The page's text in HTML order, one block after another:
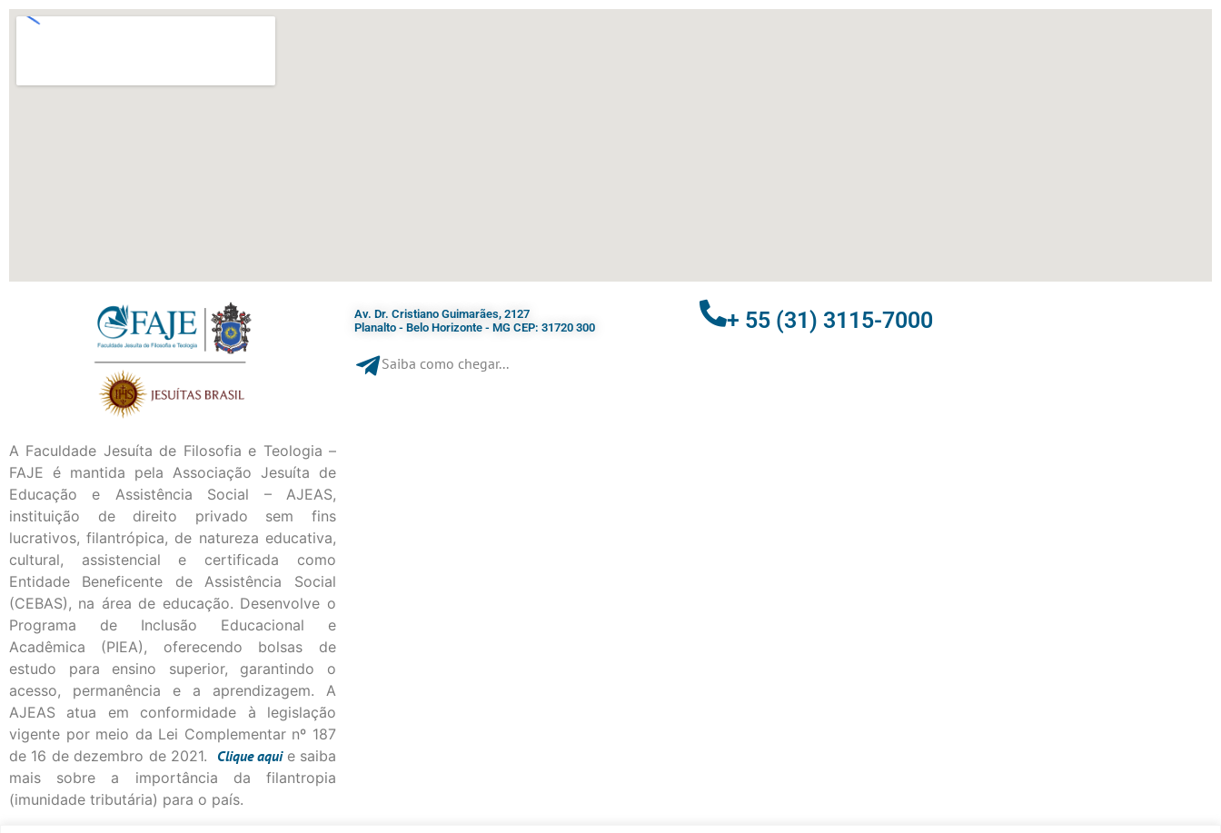
A Faculdade Jesuíta de Filosofia e Teologia –
FAJE é mantida pela Associação Jesuíta de
Educação e Assistência Social – AJEAS,
instituição de direito privado sem fins
lucrativos, filantrópica, de natureza educativa,
cultural, assistencial e certificada como
Entidade Beneficente de Assistência Social
(CEBAS), na área de educação. Desenvolve o
Programa de Inclusão Educacional e
Acadêmica (PIEA), oferecendo bolsas de
estudo para ensino superior, garantindo o
acesso, permanência e a aprendizagem. A
AJEAS atua em conformidade à legislação
vigente por meio da Lei Complementar nº 187
de 16 de dezembro de 2021. Cliqueaqui e saiba
mais sobre a importância da filantropia
(imunidade tributária) para o país.
Av. Dr. Cristiano Guimarães, 2127
Planalto - Belo Horizonte - MG CEP: 31720 300
Saiba como chegar...
+ 55 (31) 3115-7000​